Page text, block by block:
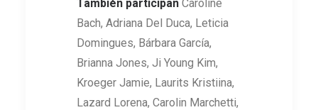
También participan Caroline
Bach, Adriana Del Duca, Leticia
Domingues, Bárbara García,
Brianna Jones, Ji Young Kim,
Kroeger Jamie, Laurits Kristiina,
Lazard Lorena, Carolin Marchetti,